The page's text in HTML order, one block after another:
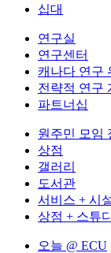
십대
연구실
연구센터
캐나다 연구
전략적 연구
파트너십
원주민 모임
상점
갤러리
도서관
서비스 + 시
상점 + 스튜
오늘 @ ECU